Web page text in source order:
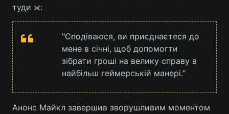
Цікавинки
Статті
Інтерв'ю
туди ж:
"Сподіваюся, ви приєднаєтеся до
мене в січні, щоб допомогти
зібрати гроші на велику справу в
найбільш геймерській манері."
Анонс Майкл завершив зворушливим моментом